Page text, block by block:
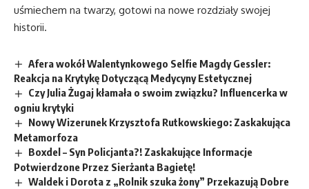
uśmiechem na twarzy, gotowi na nowe rozdziały swojej
historii.
Afera wokół Walentynkowego Selfie Magdy Gessler:
Reakcja na Krytykę Dotyczącą Medycyny Estetycznej
Czy Julia Żugaj kłamała o swoim związku? Influencerka w
ogniu krytyki
Nowy Wizerunek Krzysztofa Rutkowskiego: Zaskakująca
Metamorfoza
Boxdel – Syn Policjanta?! Zaskakujące Informacje
Potwierdzone Przez Sierżanta Bagietę!
Waldek i Dorota z „Rolnik szuka żony” Przekazują Dobre